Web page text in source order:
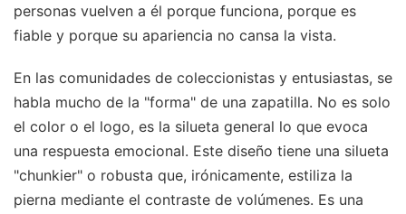
personas vuelven a él porque funciona, porque es
fiable y porque su apariencia no cansa la vista.
En las comunidades de coleccionistas y entusiastas, se
habla mucho de la "forma" de una zapatilla. No es solo
el color o el logo, es la silueta general lo que evoca
una respuesta emocional. Este diseño tiene una silueta
"chunkier" o robusta que, irónicamente, estiliza la
pierna mediante el contraste de volúmenes. Es una